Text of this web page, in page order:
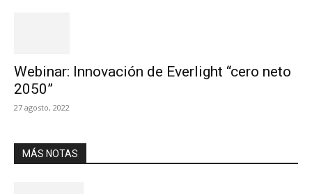
Webinar: Innovación de Everlight “cero neto
2050”
27 agosto, 2022
MÁS NOTAS